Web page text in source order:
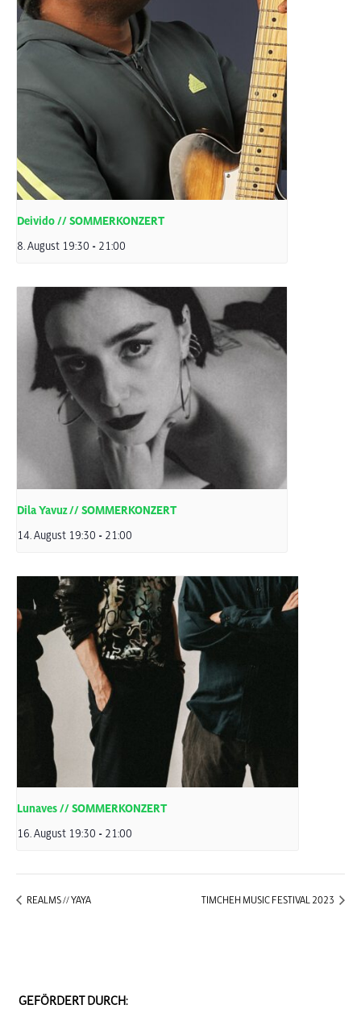
Deivido // SOMMERKONZERT
8. August 19:30 - 21:00
Dila Yavuz // SOMMERKONZERT
14. August 19:30 - 21:00
Lunaves // SOMMERKONZERT
16. August 19:30 - 21:00
REALMS // YAYA TIMCHEH MUSIC FESTIVAL 2023
GEFÖRDERT DURCH: